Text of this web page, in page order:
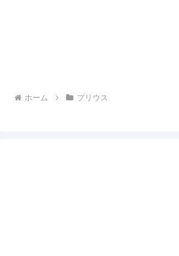
ホーム プリウス